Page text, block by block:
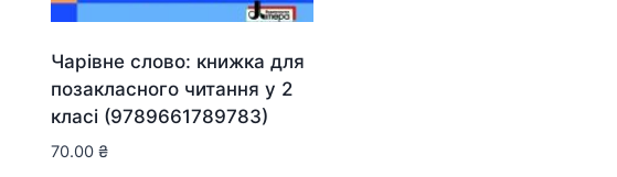
Чарівне слово: книжка для
позакласного читання у 2
класі (9789661789783)
70.00 ₴